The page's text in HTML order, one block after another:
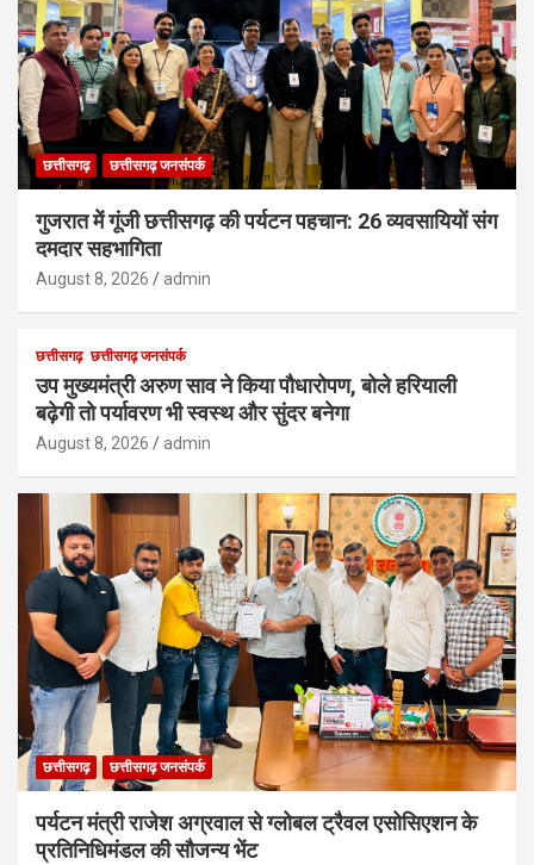
छत्तीसगढ़ छत्तीसगढ़ जनसंपर्क
गुजरात में गूंजी छत्तीसगढ़ की पर्यटन पहचान: 26 व्यवसायियों संग
दमदार सहभागिता
August 8, 2026 admin
छत्तीसगढ़ छत्तीसगढ़ जनसंपर्क
उप मुख्यमंत्री अरुण साव ने किया पौधारोपण, बोले हरियाली
बढ़ेगी तो पर्यावरण भी स्वस्थ और सुंदर बनेगा
August 8, 2026 admin
छत्तीसगढ़ छत्तीसगढ़ जनसंपर्क
पर्यटन मंत्री राजेश अग्रवाल से ग्लोबल ट्रैवल एसोसिएशन के
प्रतिनिधिमंडल की सौजन्य भेंट